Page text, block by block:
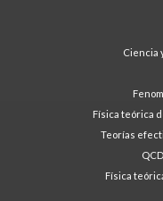
Ciencia
Física teórica
Teorías
Física